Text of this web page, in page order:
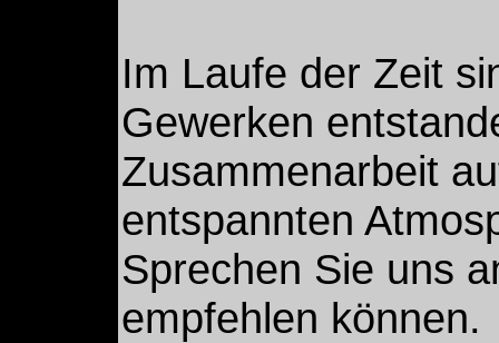
Im Laufe der Zeit
Gewerken
Zusammenarbeit
entspannten
Sprechen Sie uns
empfehlen können.